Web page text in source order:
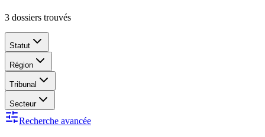
3 dossiers trouvés
Statut
Région
Tribunal
Secteur
Recherche avancée